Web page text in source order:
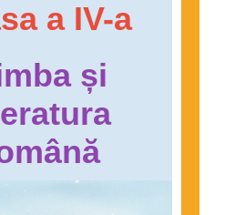
a IV-a
și